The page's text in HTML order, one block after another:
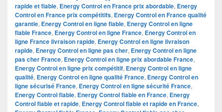
rapide et fiable, Energy Control en France prix abordable, Energy
Control en France prix compétitifs, Energy Control en France qualité
garantie, Energy Control en ligne fiable, Energy Control en ligne
fiable France, Energy Control en ligne France, Energy Control en
ligne France livraison rapide, Energy Control en ligne livraison
rapide, Energy Control en ligne pas cher, Energy Control en ligne
pas cher France, Energy Control en ligne prix abordable France,
Energy Control en ligne prix compétitif, Energy Control en ligne
qualité, Energy Control en ligne qualité France, Energy Control en
ligne sécurisé France, Energy Control en ligne sécurité France,
Energy Control fiable, Energy Control fiable en France, Energy
Control fiable et rapide, Energy Control fiable et rapide en France,